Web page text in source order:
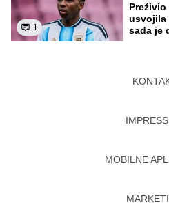
1
usvojila
sada je
MOBILNE